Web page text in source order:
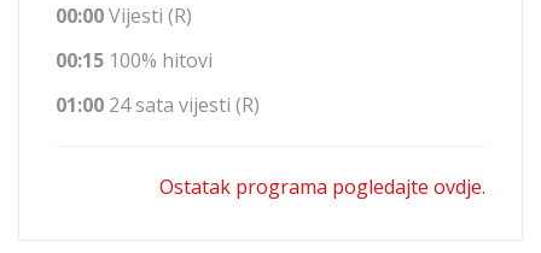
00:00Vijesti (R)
00:15 100% hitovi
01:00 24 sata vijesti (R)
Ostatak programa pogledajte ovdje.